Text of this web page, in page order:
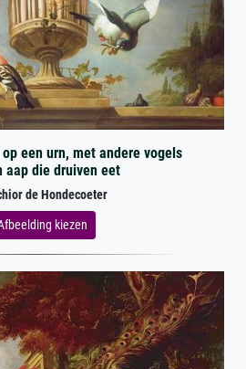
een urn, met andere vogels
aap die druiven eet
de Hondecoeter
kiezen